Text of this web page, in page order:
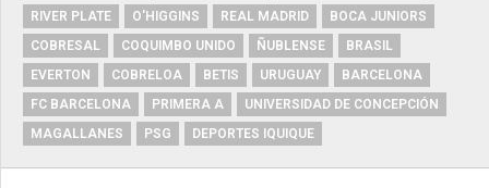
RIVER PLATE
O'HIGGINS REAL MADRID
BOCA JUNIORS
COBRESAL
COQUIMBO UNIDO ÑUBLENSE
BRASIL
EVERTON
COBRELOA BETIS URUGUAY
BARCELONA
FC BARCELONA
PRIMERA A
UNIVERSIDAD DE CONCEPCIÓN
MAGALLANES
PSG DEPORTES IQUIQUE